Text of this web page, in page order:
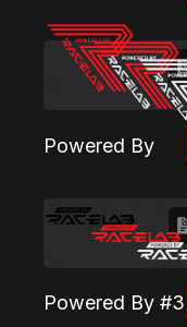
Powered By
Powered By #3